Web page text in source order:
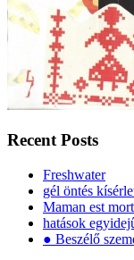
Recent Posts
Freshwater
gél öntés
Maman est
hatások
● Beszélő